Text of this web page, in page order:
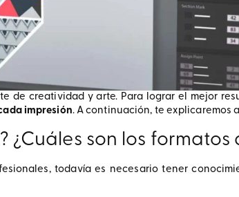
de creatividad y arte. Para lograr el mejor
impresión. A continuación, te explicaremos
son los formatos
todavía es necesario tener